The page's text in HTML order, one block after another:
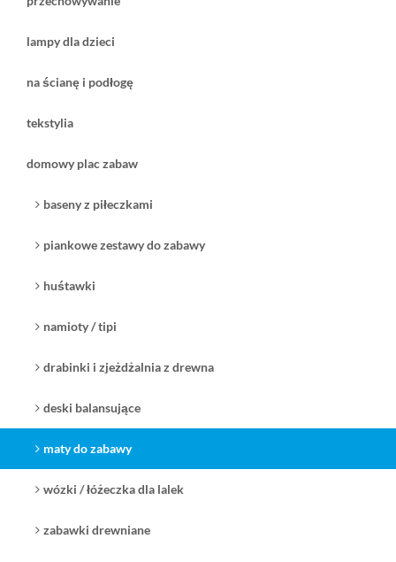
( plus
zobacz
lampy dla dzieci
na ścianę i podłogę
tekstylia
domowy plac zabaw
baseny z piłeczkami
piankowe zestawy do zabawy
huśtawki
namioty / tipi
drabinki i zjeżdżalnia z drewna
deski balansujące
maty do zabawy
wózki / łóżeczka dla lalek
zabawki drewniane